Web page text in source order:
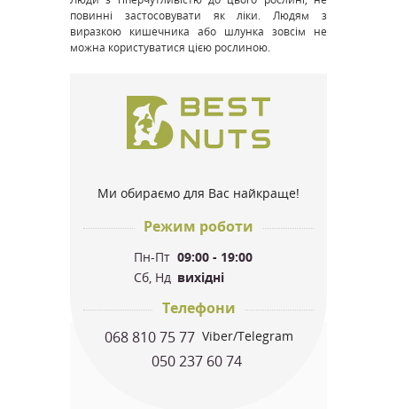
повинні застосовувати як ліки. Людям з
виразкою кишечника або шлунка зовсім не
можна користуватися цією рослиною.
Ми обираємо для Вас найкраще!
Режим роботи
Пн-Пт 09:00 - 19:00
Сб, Нд вихідні
Телефони
068 810 75 77 Viber/Telegram
050 237 60 74